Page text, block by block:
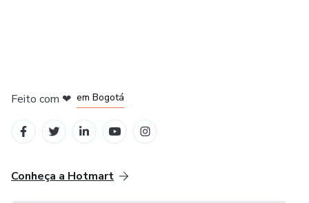
Feito com ❤ em Bogotá
Conheça a Hotmart